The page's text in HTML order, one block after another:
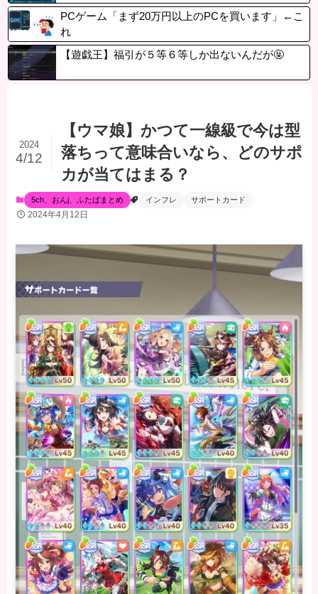
PCゲーム「まず20万円以上のPCを買います」←こ
れ
【遊戯王】福引が５等６等しか出ないんだが🤬
【ウマ娘】かつて一線級で今は型
落ちって意味合いなら、どのサポ
カが当てはまる？
2024
4/12
5ch、おんj、ふたばまとめ インフレ サポートカード
2024年4月12日